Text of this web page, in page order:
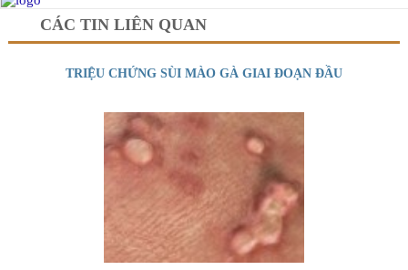
CÁC TIN LIÊN QUAN
TRIỆU CHỨNG SÙI MÀO GÀ GIAI ĐOẠN ĐẦU